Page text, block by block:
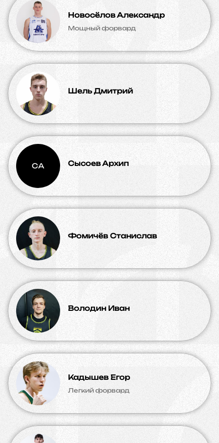
Новосёлов Александр
Мощный форвард
Шель Дмитрий
СА Сысоев Архип
Фомичёв Станислав
Володин Иван
Кадышев Егор
Легкий форвард